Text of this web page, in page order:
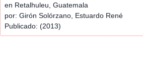
en Retalhuleu, Guatemala
por: Girón Solórzano, Estuardo René
Publicado: (2013)